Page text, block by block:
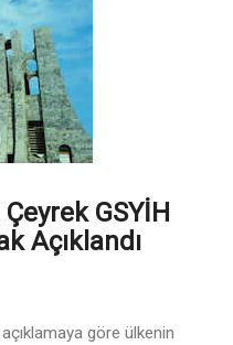
GSYİH
Açıklandı
göre ülkenin